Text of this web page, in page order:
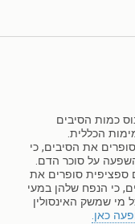
כמות הסיבים
הכללית.
את הסיבים, כי
על סוכר הדם.
ספציפית סופרים את
כי הנפח שלהן במעי
שמשק האינסולין
כאן.